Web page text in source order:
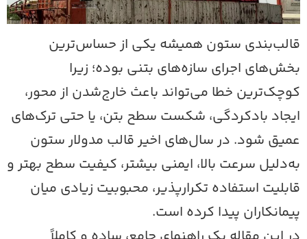
ستون همیشه یکی از حساس‌ترین
اجرای سازه‌های بتنی بوده؛ زیرا
خطا می‌تواند باعث خارج‌شدن از محور،
بادکردگی، شکست سطح بتن، یا حتی ترک‌های
شود. در سال‌های اخیر قالب مدولار ستون
سرعت بالا، ایمنی بیشتر، کیفیت سطح بهتر و
استفاده تکرارپذیر، محبوبیت زیادی میان
پیدا کرده‌ است.